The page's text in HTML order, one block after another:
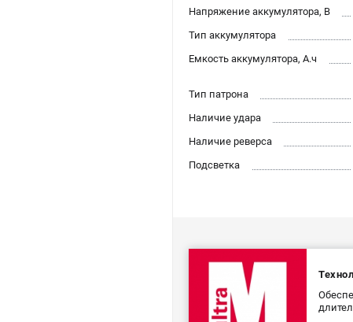
Напряжение аккумулятора, В
Тип аккумулятора
Емкость аккумулятора, А.ч
Тип патрона
Наличие удара
Наличие реверса
Подсветка